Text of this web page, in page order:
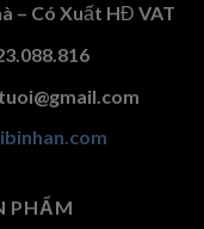
– Có Xuất HĐ VAT
PHẨM